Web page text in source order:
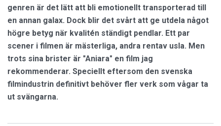
genren är det lätt att bli emotionellt transporterad till
en annan galax. Dock blir det svårt att ge utdela något
högre betyg när kvalitén ständigt pendlar. Ett par
scener i filmen är mästerliga, andra rentav usla. Men
trots sina brister är "Aniara" en film jag
rekommenderar. Speciellt eftersom den svenska
filmindustrin definitivt behöver fler verk som vågar ta
ut svängarna.